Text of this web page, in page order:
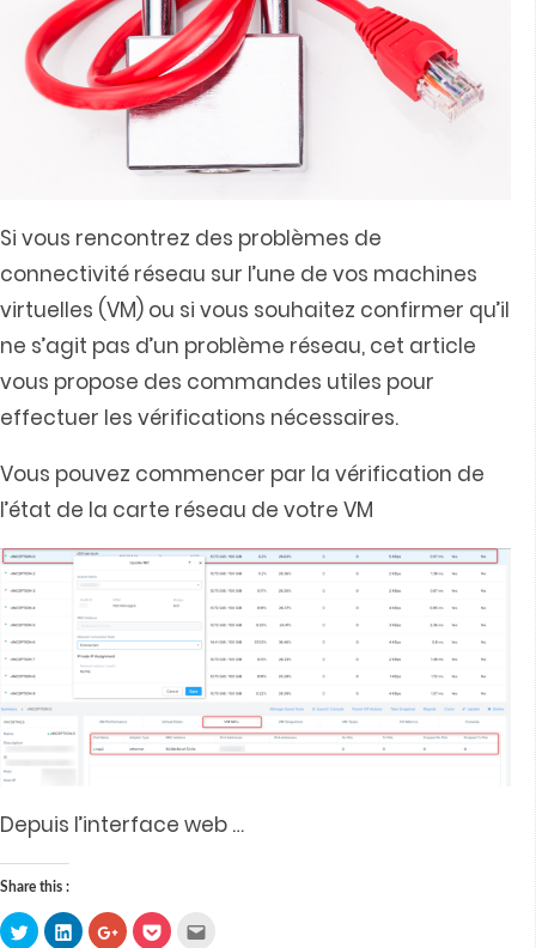
Si vous rencontrez des problèmes de
connectivité réseau sur l’une de vos machines
virtuelles (VM) ou si vous souhaitez confirmer qu’il
ne s’agit pas d’un problème réseau, cet article
vous propose des commandes utiles pour
effectuer les vérifications nécessaires.
Vous pouvez commencer par la vérification de
l’état de la carte réseau de votre VM
Depuis l’interface web …
Share this :
Click
to
Click
to
Click
to
Click
to